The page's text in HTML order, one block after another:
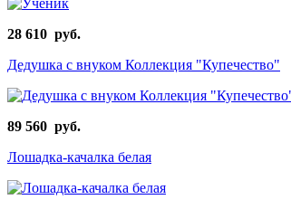
28 610 руб.
Дедушка с внуком Коллекция "Купечество"
89 560 руб.
Лошадка-качалка белая